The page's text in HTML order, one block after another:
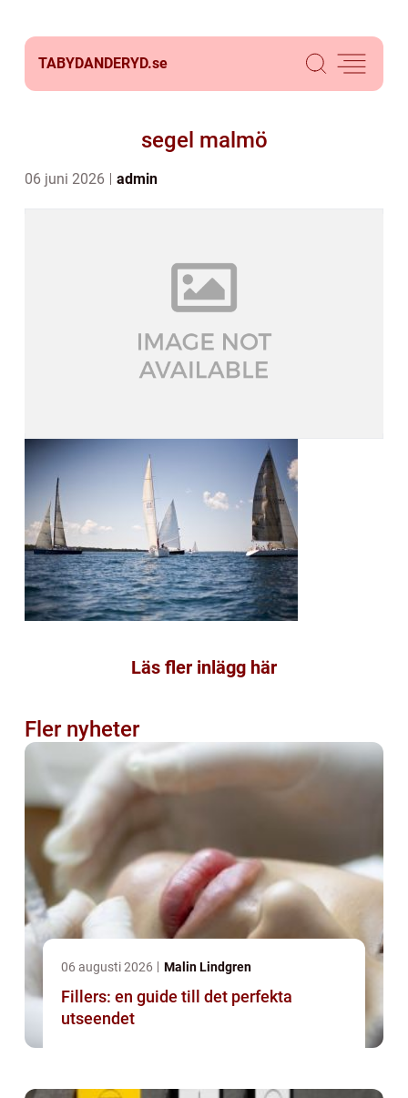
TABYDANDERYD.se
segel malmö
06 juni 2026 admin
Läs fler inlägg här
Fler nyheter
06 augusti 2026 Malin Lindgren
Fillers: en guide till det perfekta
utseendet